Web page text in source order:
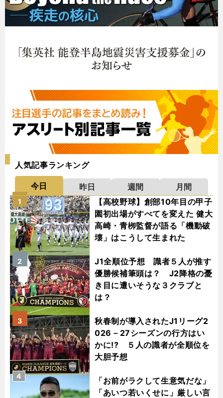
人気記事ランキング
今日 昨日 週間
月間
【高校野球】創部10年目の甲子
園初出場がすべてを変えた 健大
高崎・青栁監督が語る「機動破
壊」はこうして生まれた
1
J1全順位予想 識者５人が推す
優勝候補筆頭は？ J2降格の憂
き目に遭いそうな３クラブと
は？
2
秋春制が導入されたJ1リーグ2
026－27シーズンの行方はい
かに!? ５人の識者が全順位を
大胆予想
3
「お前がラクして生意気だな」
「あいつ若いくせに」厳しい言
4